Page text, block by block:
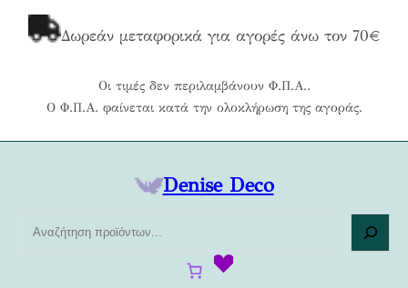
Δωρεάν μεταφορικά για αγορές άνω τον 70€
Οι τιμές δεν περιλαμβάνουν Φ.Π.Α..
Ο Φ.Π.Α. φαίνεται κατά την ολοκλήρωση της αγοράς.
Denise Deco